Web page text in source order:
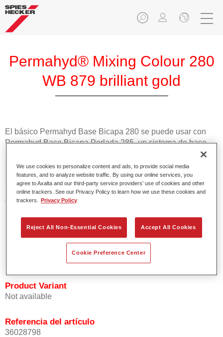
Permahyd® Mixing Colour 280
WB 879 brilliant gold
El básico Permahyd Base Bicapa 280 se puede usar con
Permahyd Base Bicapa Perlada 285, un sistema de base
bicapa al agua de gran calidad. Se basa en una tecnología
especial de dispersión de poliuretano para colores sólidos y
de efecto.
Características del producto
Elevada precisión del color.
Se puede recubrir con barniz HS de la gama Permasolid.
Product Variant
Not available
Referencia del artículo
36028798
We use cookies to personalize content and ads, to provide social media
features, and to analyze website traffic. By using our online services, you
agree to Axalta and our third-party service providers’ use of cookies and other
online trackers. See our Privacy Policy to learn how we use these cookies and
trackers.
Privacy Policy
Reject All Non-Essential Cookies Accept All Cookies
Cookie Preference Center